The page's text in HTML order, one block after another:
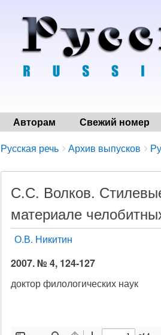
Авторам Свежий номер
Breadcrumbs
You
here:
Русская речь Архив выпусков
С.С. Волков.
материале
О.В. Никитин
2007. № 4, 124-127
доктор филологических наук